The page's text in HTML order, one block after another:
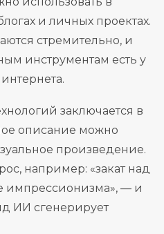
и личных проектах.
стремительно, и
инструментам есть у
заключается в
описание можно
произведение.
например: «закат над
импрессионизма», — и
ИИ сгенерирует